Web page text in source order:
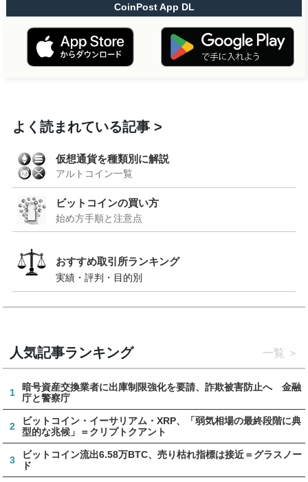
CoinPost App DL
よく読まれている記事
仮想通貨を種類別に解説
アルトコイン一覧
ビットコインの買い方
始め方手順と注意点
おすすめ取引所ランキング
実績・評判・目的別
人気記事ランキング 一覧
1
暗号資産交換業者に出庫制限強化を要請、詐欺被害防止へ 金融
庁と警察庁
2
ビットコイン・イーサリアム・XRP、「弱気相場の最終段階に典
型的な兆候」＝クリプトクアント
3
ビットコイン流出6.58万BTC、売り枯れ指標は接近＝グラスノー
ド